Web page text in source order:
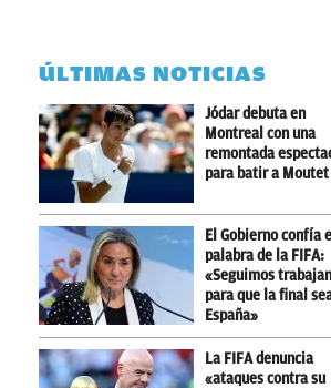
ÚLTIMAS NOTICIAS
Jódar debuta en
Montreal con una
remontada
para batir a Moutet
El Gobierno confía
palabra de la FIFA:
«Seguimos
para que la final
España»
La FIFA denuncia
«ataques contra su